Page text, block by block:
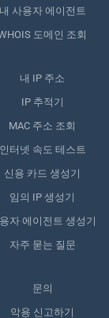
내 사용자 에이전트
도메인 조회
내 IP 주소
IP 추적기
MAC 주소 조회
인터넷 속도 테스트
신용 카드 생성기
임의 IP 생성기
자 에이전트 생성기
자주 묻는 질문
문의
악용 신고하기